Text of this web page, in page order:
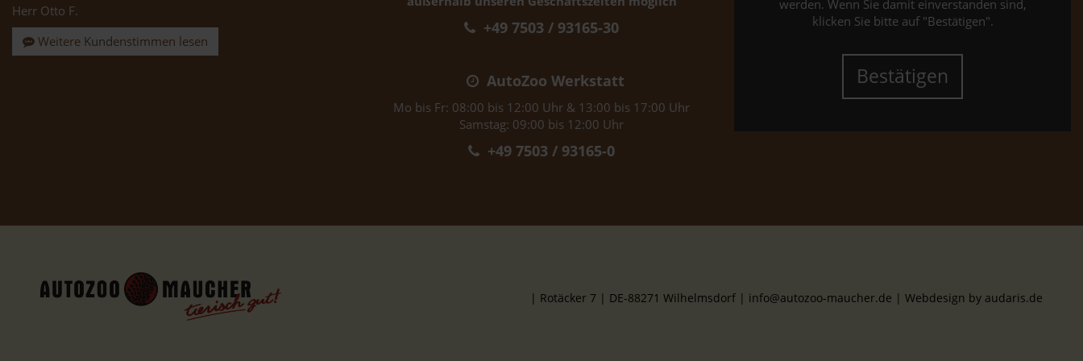
Herr Otto F.
Weitere Kundenstimmen lesen
+49 7503 / 93165-30
AutoZoo Werkstatt
Mo bis Fr: 08:00 bis 12:00 Uhr & 13:00 bis 17:00 Uhr
Samstag: 09:00 bis 12:00 Uhr
+49 7503 / 93165-0
werden. Wenn Sie damit einverstanden sind,
klicken Sie bitte auf "Bestätigen".
Bestätigen
| Rotäcker 7 | DE-88271 Wilhelmsdorf | info@autozoo-maucher.de | Webdesign by audaris.de